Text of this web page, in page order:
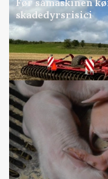
Før såmaskinen
skadedyrsrisici